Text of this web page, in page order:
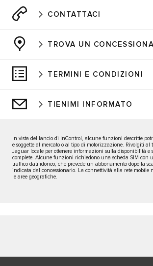
CONTATTACI
TROVA UN
TERMINI E CONDIZIONI
TIENIMI INFORMATO
In vista del lancio di InControl, alcune funzioni descritte
e soggette al mercato o al tipo di motorizzazione. Rivolgiti al
Jaguar locale per ottenere informazioni sulla disponibilità e
complete. Alcune funzioni richiedono una scheda SIM con
traffico dati idoneo, che prevede un abbonamento dopo la
indicata dal concessionario. La connettività alla rete mobile
le aree geografiche.